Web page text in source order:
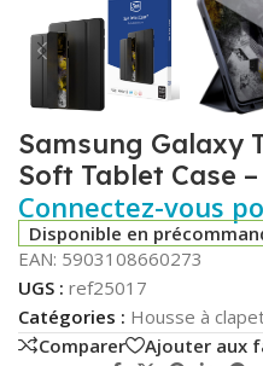
Samsung Galaxy
Soft Tablet Case
Connectez-vous
Disponible en
EAN: 5903108660273
UGS : ref25017
Catégories : Housse à
Comparer
Ajouter aux